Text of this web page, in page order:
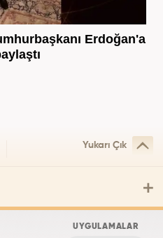
Erdoğan'a
Yukarı Çık
UYGULAMALAR